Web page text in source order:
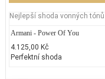
Nejlepší shoda vonných tónů
Armani - Power Of You
4.125,00 Kč
Perfektní shoda